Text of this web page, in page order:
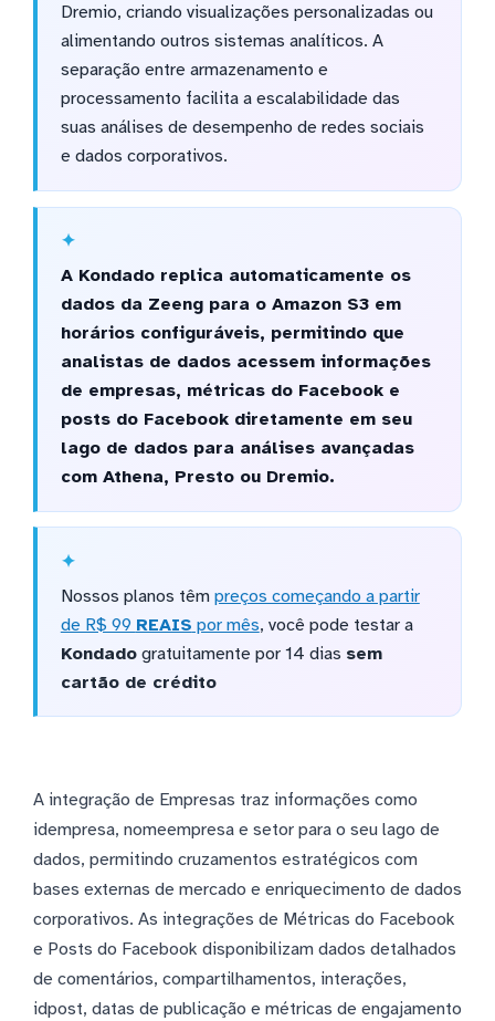
Dremio, criando visualizações personalizadas ou
alimentando outros sistemas analíticos. A
separação entre armazenamento e
processamento facilita a escalabilidade das
suas análises de desempenho de redes sociais
e dados corporativos.
A Kondado replica automaticamente os
dados da Zeeng para o Amazon S3 em
horários configuráveis, permitindo que
analistas de dados acessem informações
de empresas, métricas do Facebook e
posts do Facebook diretamente em seu
lago de dados para análises avançadas
com Athena, Presto ou Dremio.
Nossos planos têm preços começando a partir
de R$ 99 REAIS por mês, você pode testar a
Kondadogratuitamente por 14 dias sem
cartão de crédito
A integração de Empresas traz informações como
idempresa, nomeempresa e setor para o seu lago de
dados, permitindo cruzamentos estratégicos com
bases externas de mercado e enriquecimento de dados
corporativos. As integrações de Métricas do Facebook
e Posts do Facebook disponibilizam dados detalhados
de comentários, compartilhamentos, interações,
idpost, datas de publicação e métricas de engajamento